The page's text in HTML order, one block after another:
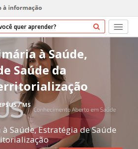
Início
Cursos
Parceiros
Sobre nós
Transparência
à Saúde,
Saúde da
/ MS
Saúde, Estratégia de Saúde